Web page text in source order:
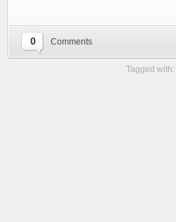
0 Comments
Tagged with: